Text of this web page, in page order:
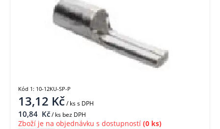
13,12 Kč/ kss DPH
10,84 Kč/ ks bez DPH
Zboží je na objednávku s dostupností (0 ks)
Kód 1: 10-12KU-SP-P